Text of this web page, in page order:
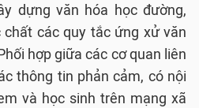
dựng văn hóa học đường,
các quy tắc ứng xử văn
hợp giữa các cơ quan liên
thông tin phản cảm, có nội
và học sinh trên mạng xã